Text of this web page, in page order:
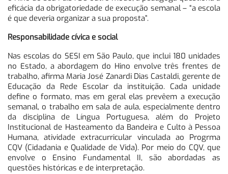
eficácia da obrigatoriedade de execução semanal – “a escola
é que deveria organizar a sua proposta”.
Responsabilidade cívica e social
Nas escolas do SESI em São Paulo, que inclui 180 unidades
no Estado, a abordagem do Hino envolve três frentes de
trabalho, afirma Maria José Zanardi Dias Castaldi, gerente de
Educação da Rede Escolar da instituição. Cada unidade
define o formato, mas em geral elas prevêem a execução
semanal, o trabalho em sala de aula, especialmente dentro
da disciplina de Língua Portuguesa, além do Projeto
Institucional de Hasteamento da Bandeira e Culto à Pessoa
Humana, atividade extracurricular vinculada ao Progrma
CQV (Cidadania e Qualidade de Vida). Por meio do CQV, que
envolve o Ensino Fundamental II, são abordadas as
questões históricas e de interpretação.